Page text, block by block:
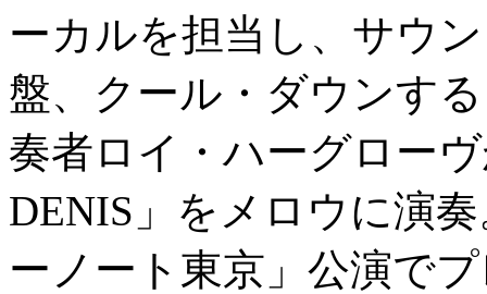
ーカルを担当し、サウ
盤、クール・ダウンす
奏者ロイ・ハーグロー
DENIS」をメロウに演
ーノート東京」公演で